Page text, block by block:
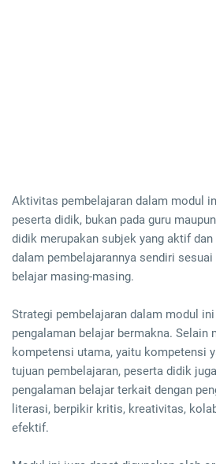
Aktivitas pembelajaran dalam modul
peserta didik, bukan pada guru
didik merupakan subjek yang aktif
dalam pembelajarannya sendiri
belajar masing-masing.
Strategi pembelajaran dalam modul
pengalaman belajar bermakna. Selain
kompetensi utama, yaitu kompetensi
tujuan pembelajaran, peserta didik
pengalaman belajar terkait dengan
literasi, berpikir kritis, kreativitas,
efektif.